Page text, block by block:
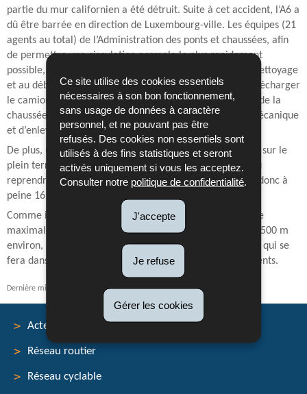
Ce site utilise des cookies essentiels
nécessaires à son bon fonctionnement,
sans usage de données à caractère
personnel, et ne pouvant pas être
refusés. Des cookies non essentiels sont
utilisés à des fins statistiques et seront
activés uniquement si vous les acceptez.
Consulter notre politique de confidentialité
J'accepte
Je refuse
Gérer les cookies
partie du mur californien a été détruit. Suite à cet accident, l’A6 a
dû être barrée en direction de Luxembourg-ville. Les équipes (21
agents au total) de l’Administration des ponts et chaussées, afin
de permettre une circulation normale le plus rapidement
possible, ont aussitôt commencé les travaux relatifs au nettoyage
et au déblayage de la route. Il s’agissait notamment de décharger
le camion de sa marchandise, de dégager le poids lourd de la
chaussée, de déblayer la chaussée à l’aide d’une pelle mécanique
et d’enlever l’huile.
De plus, un mur californien provisoire a été mis en place sur le
plein terre central, de façon à ce que la circulation ait pu
reprendre vers 2 heures du matin en date du 25 février, donc à
peine 16 heures après l’accident.
Comme il s’agit d’un mur californien provisoire, la vitesse
maximale restera limitée à 90 km/h sur une distance de 500 m
environ, ceci jusqu’à l’installation des éléments définitifs, qui se
fera dans quelques semaines, après fourniture des éléments.
Dernière mise à jour 27/02/2026
Menu
Acteurs
Réseau routier
Réseau cyclable